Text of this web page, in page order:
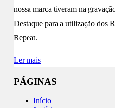
nossa marca tiveram na
Destaque para a utilização dos
Repeat.
Ler mais
PÁGINAS
Início